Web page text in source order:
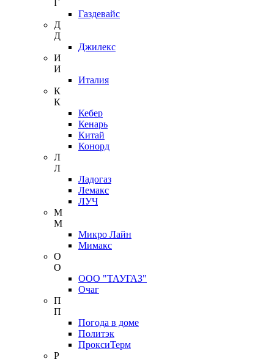
Г
Газдевайс
Д
Д
Джилекс
И
И
Италия
К
К
Кебер
Кенарь
Китай
Конорд
Л
Л
Ладогаз
Лемакс
ЛУЧ
М
М
Микро Лайн
Мимакс
О
О
ООО "ТАУГАЗ"
Очаг
П
П
Погода в доме
Политэк
ПроксиТерм
Р